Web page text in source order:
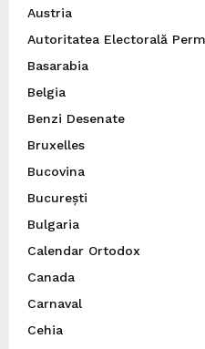
Austria
Autoritatea Electorală
Basarabia
Belgia
Benzi Desenate
Bruxelles
Bucovina
București
Bulgaria
Calendar Ortodox
Canada
Carnaval
Cehia